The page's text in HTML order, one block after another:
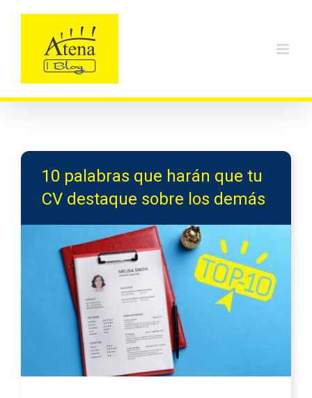
10 palabras que harán que tu
CV destaque sobre los demás